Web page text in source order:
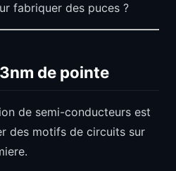
fabriquer des puces ?
de pointe
de semi-conducteurs est
des motifs de circuits sur